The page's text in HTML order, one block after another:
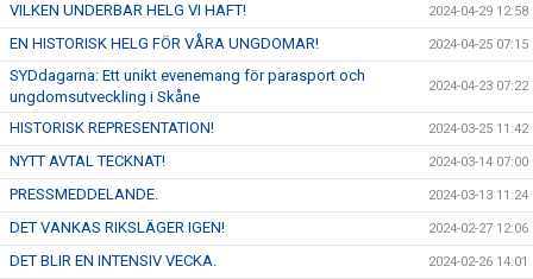
VILKEN UNDERBAR HELG VI HAFT! 2024-04-29 12:58
EN HISTORISK HELG FÖR VÅRA UNGDOMAR! 2024-04-25 07:15
SYDdagarna: Ett unikt evenemang för parasport och
ungdomsutveckling i Skåne
2024-04-23 07:22
HISTORISK REPRESENTATION! 2024-03-25 11:42
NYTT AVTAL TECKNAT! 2024-03-14 07:00
PRESSMEDDELANDE. 2024-03-13 11:24
DET VANKAS RIKSLÄGER IGEN! 2024-02-27 12:06
DET BLIR EN INTENSIV VECKA. 2024-02-26 14:01